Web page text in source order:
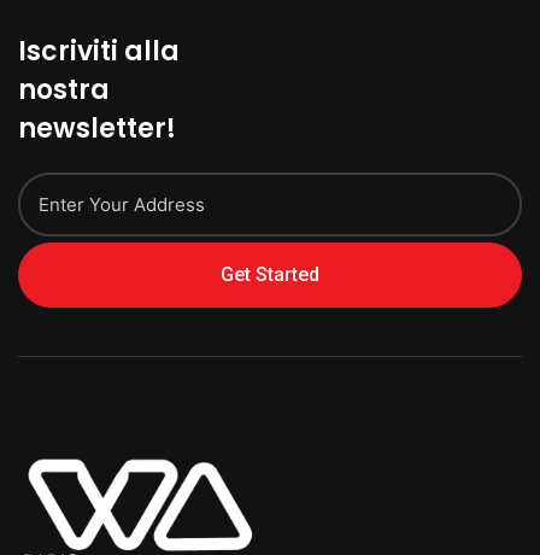
Iscriviti alla
nostra
newsletter!
Get Started